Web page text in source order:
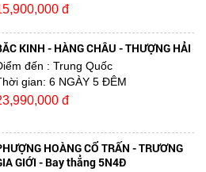
đ
KINH - HÀNG CHÂU - THƯỢNG HẢI
đến : Trung Quốc
gian: 6 NGÀY 5 ĐÊM
đ
HOÀNG CỔ TRẤN - TRƯƠNG
GIỚI - Bay thẳng 5N4Đ